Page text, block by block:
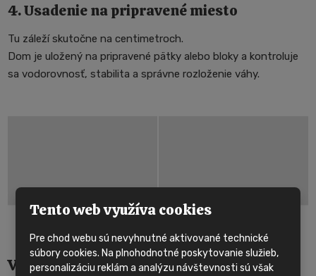
4. Usadenie na pripravené miesto
Tu záleží skutočne na centimetroch.
Dom je uložený na pripravené pätky alebo bloky a kontroluje
sa vodorovnosť, stabilita a správne rozloženie váhy.
Výhody usadenia pomocou autožeriavu
Tento web využíva cookies
Pre chod webu sú nevyhnutné aktivované technické
súbory cookies. Na plnohodnotné poskytovanie služieb,
personalizáciu reklám a analýzu návštevnosti sú však